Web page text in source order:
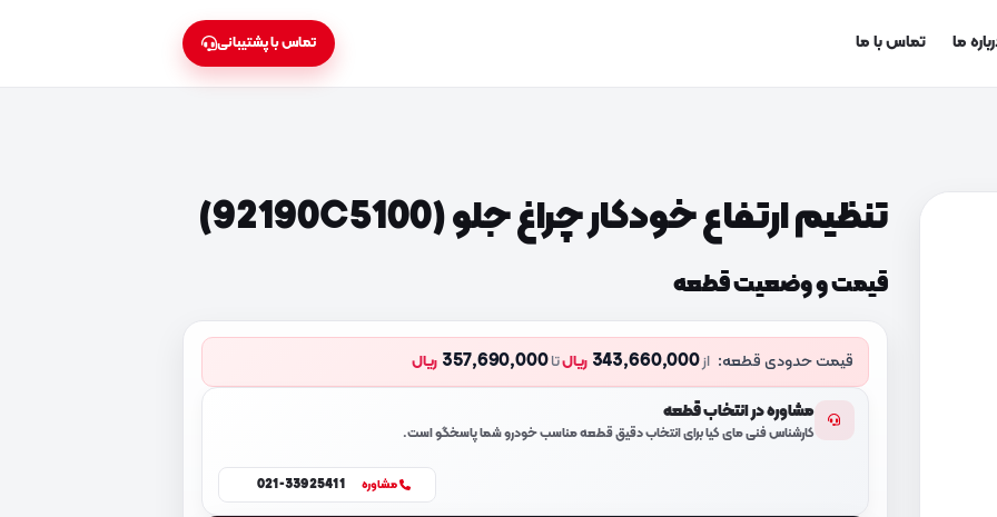
ما تماس با ما تماس با پشتیبانی
تنظیم ارتفاع خودکار چراغ جلو (92190C5100)
قیمت و وضعیت قطعه
قیمت حدودی قطعه: از343,660,000 ریالتا357,690,000 ریال
مشاوره در انتخاب قطعه
کارشناس فنی مای کیا برای انتخاب دقیق قطعه مناسب خودرو شما پاسخگو است.
مشاوره 021-33925411